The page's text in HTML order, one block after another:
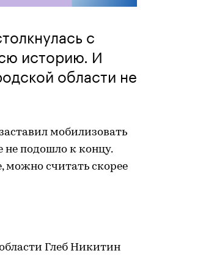
с
историю. И
области не
мобилизовать
не подошло к концу.
можно считать скорее
Глеб Никитин